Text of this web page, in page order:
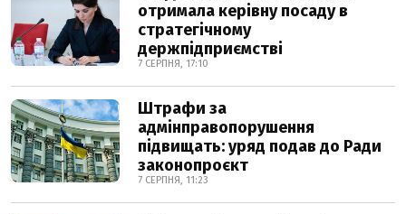
отримала керівну посаду в
стратегічному
держпідприємстві
7 СЕРПНЯ, 17:10
Штрафи за
адмінправопорушення
підвищать: уряд подав до Ради
законопроєкт
7 СЕРПНЯ, 11:23